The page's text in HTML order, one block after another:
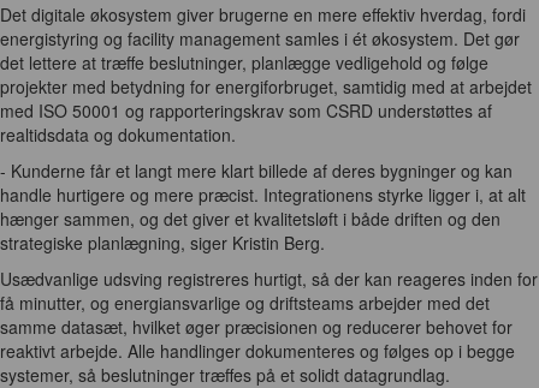
Det digitale økosystem giver brugerne en mere effektiv hverdag, fordi
energistyring og facility management samles i ét økosystem. Det gør
det lettere at træffe beslutninger, planlægge vedligehold og følge
projekter med betydning for energiforbruget, samtidig med at arbejdet
med ISO 50001 og rapporteringskrav som CSRD understøttes af
realtidsdata og dokumentation.
- Kunderne får et langt mere klart billede af deres bygninger og kan
handle hurtigere og mere præcist. Integrationens styrke ligger i, at alt
hænger sammen, og det giver et kvalitetsløft i både driften og den
strategiske planlægning, siger Kristin Berg.
Usædvanlige udsving registreres hurtigt, så der kan reageres inden for
få minutter, og energiansvarlige og driftsteams arbejder med det
samme datasæt, hvilket øger præcisionen og reducerer behovet for
reaktivt arbejde. Alle handlinger dokumenteres og følges op i begge
systemer, så beslutninger træffes på et solidt datagrundlag.